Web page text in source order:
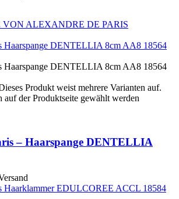
ALEXANDRE DE PARIS
Produkt weist mehrere Varianten auf.
der Produktseite gewählt werden
– Haarspange DENTELLIA